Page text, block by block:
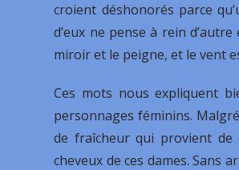
croient déshonorés parce
d’eux ne pense à rein
miroir et le peigne, et le vent
Ces mots nous expliquent
personnages féminins.
de fraîcheur qui provient de
cheveux de ces dames. Sans